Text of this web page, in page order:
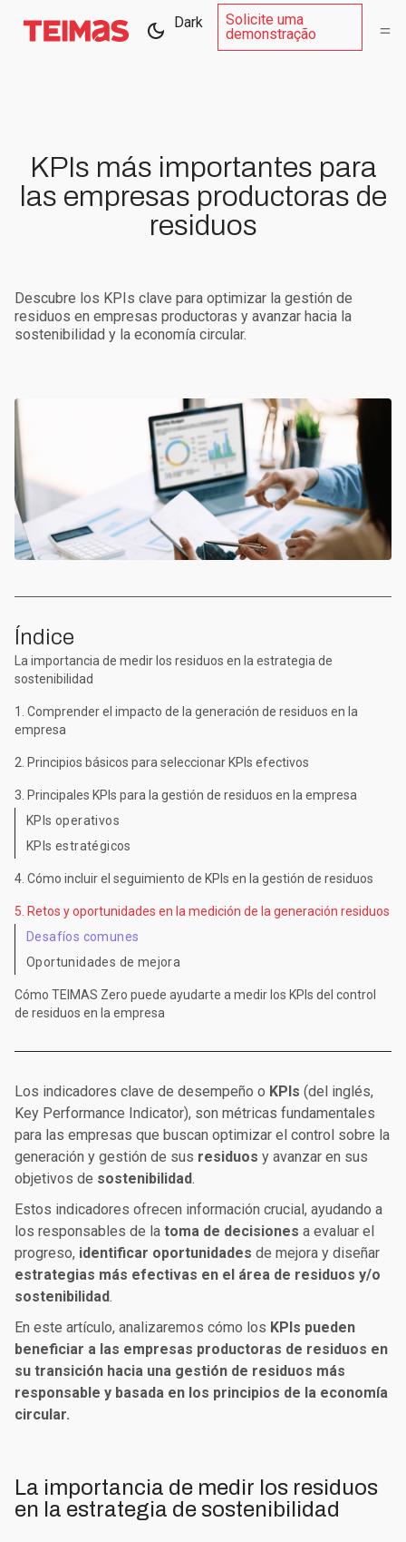
Solicite uma
demonstração
Dark
KPIs más importantes para
las empresas productoras de
residuos
Descubre los KPIs clave para optimizar la gestión de
residuos en empresas productoras y avanzar hacia la
sostenibilidad y la economía circular.
Índice
La importancia de medir los residuos en la estrategia de
sostenibilidad
1. Comprender el impacto de la generación de residuos en la
empresa
2. Principios básicos para seleccionar KPIs efectivos
3. Principales KPIs para la gestión de residuos en la empresa
KPIs operativos
KPIs estratégicos
4. Cómo incluir el seguimiento de KPIs en la gestión de residuos
5. Retos y oportunidades en la medición de la generación residuos
Desafíos comunes
Oportunidades de mejora
Cómo TEIMAS Zero puede ayudarte a medir los KPIs del control
de residuos en la empresa
Los indicadores clave de desempeño o KPIs (del inglés,
Key Performance Indicator), son métricas fundamentales
para las empresas que buscan optimizar el control sobre la
generación y gestión de sus residuos y avanzar en sus
objetivos de sostenibilidad.
Estos indicadores ofrecen información crucial, ayudando a
los responsables de la toma de decisiones a evaluar el
progreso, identificar oportunidades de mejora y diseñar
estrategias más efectivas en el área de residuos y/o
sostenibilidad.
En este artículo, analizaremos cómo los KPIs pueden
beneficiar a las empresas productoras de residuos en
su transición hacia una gestión de residuos más
responsable y basada en los principios de la economía
circular.
La importancia de medir los residuos
en la estrategia de sostenibilidad